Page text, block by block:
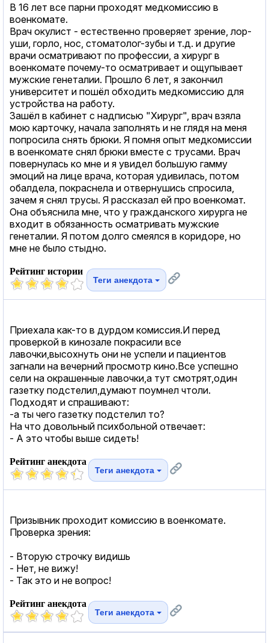
В 16 лет все парни проходят медкомиссию в
военкомате.
Врач окулист - естественно проверяет зрение, лор-
уши, горло, нос, стоматолог-зубы и т.д. и другие
врачи осматривают по профессии, а хирург в
военкомате почему-то осматривает и ощупывает
мужские генеталии. Прошло 6 лет, я закончил
университет и пошёл обходить медкомиссию для
устройства на работу.
Зашёл в кабинет с надписью "Хирург", врач взяла
мою карточку, начала заполнять и не глядя на меня
попросила снять брюки. Я помня опыт медкомиссии
в военкомате снял брюки вместе с трусами. Врач
повернулась ко мне и я увидел большую гамму
эмоций на лице врача, которая удивилась, потом
обалдела, покраснела и отвернушись спросила,
зачем я снял трусы. Я рассказал ей про военкомат.
Она объяснила мне, что у гражданского хирурга не
входит в обязанность осматривать мужские
генеталии. Я потом долго смеялся в коридоре, но
мне не было стыдно.
Рейтинг истории
Теги анекдота
Приехала как-то в дурдом комиссия.И перед
проверкой в кинозале покрасили все
лавочки,высохнуть они не успели и пациентов
загнали на вечерний просмотр кино.Все успешно
сели на окрашенные лавочки,а тут смотрят,один
газетку подстелил,думают поумнел чтоли.
Подходят и спрашивают:
-а ты чего газетку подстелил то?
На что довольный психбольной отвечает:
- А это чтобы выше сидеть!
Рейтинг анекдота
Теги анекдота
Призывник проходит комиссию в военкомате.
Проверка зрения:
- Вторую строчку видишь
- Нет, не вижу!
- Так это и не вопрос!
Рейтинг анекдота
Теги анекдота